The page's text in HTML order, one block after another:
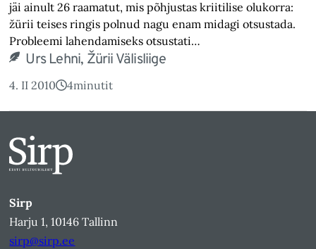
jäi ainult 26 raamatut, mis põhjustas kriitilise olukorra:
žürii teises ringis polnud nagu enam midagi otsustada.
Probleemi lahendamiseks otsustati…
Urs Lehni, Žürii Välisliige
4. II 2010 4minutit
Sirp
Harju 1, 10146 Tallinn
sirp@sirp.ee